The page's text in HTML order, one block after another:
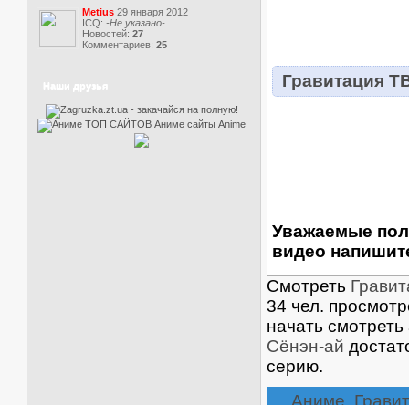
Metius 29 января 2012
ICQ: -Не указано-
Новостей: 27
Комментариев: 25
Наши друзья Гравитация
Уважаемые
видео
Смотреть
34 чел.
начать
Сёнэн-ай
серию.
Аниме,